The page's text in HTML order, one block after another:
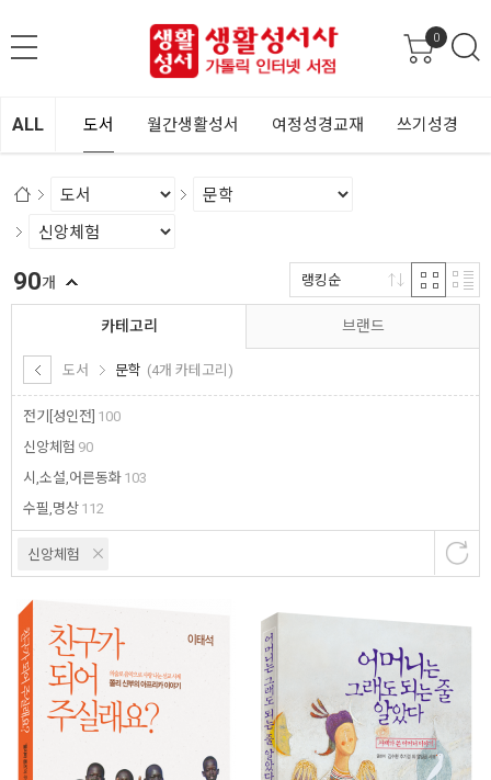
0
ALL 도서 월간생활성서 여정성경교재 쓰기성경
카테고리
도서 문학 (4개 카테고리)
전기[성인전] 100
신앙체험 90
시,소설,어른동화 103
수필,명상 112
브랜드
신앙체험
90개 랭킹순